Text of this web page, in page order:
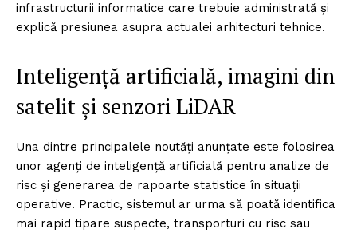
infrastructurii informatice care trebuie administrată și
explică presiunea asupra actualei arhitecturi tehnice.
Inteligență artificială, imagini din
satelit și senzori LiDAR
Una dintre principalele noutăți anunțate este folosirea
unor agenți de inteligență artificială pentru analize de
risc și generarea de rapoarte statistice în situații
operative. Practic, sistemul ar urma să poată identifica
mai rapid tipare suspecte, transporturi cu risc sau